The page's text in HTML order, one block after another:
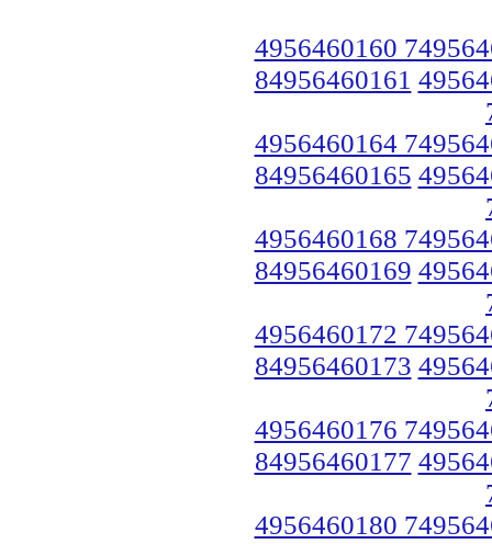
4956460160
84956460161
4956460164
84956460165
4956460168
84956460169
4956460172
84956460173
4956460176
84956460177
4956460180